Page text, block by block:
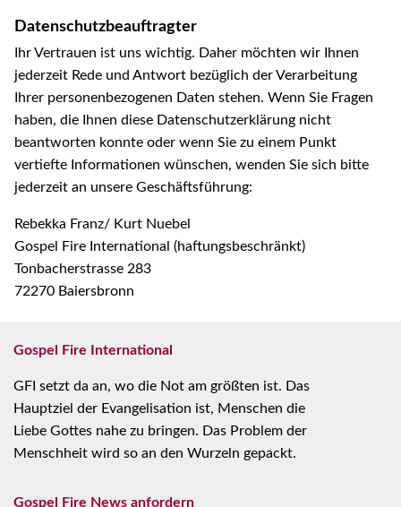
Datenschutzbeauftragter
Ihr Vertrauen ist uns wichtig. Daher möchten wir Ihnen
jederzeit Rede und Antwort bezüglich der Verarbeitung
Ihrer personenbezogenen Daten stehen. Wenn Sie Fragen
haben, die Ihnen diese Datenschutzerklärung nicht
beantworten konnte oder wenn Sie zu einem Punkt
vertiefte Informationen wünschen, wenden Sie sich bitte
jederzeit an unsere Geschäftsführung:
Rebekka Franz/ Kurt Nuebel
Gospel Fire International (haftungsbeschränkt)
Tonbacherstrasse 283
72270 Baiersbronn
Gospel Fire International
GFI setzt da an, wo die Not am größten ist. Das
Hauptziel der Evangelisation ist, Menschen die
Liebe Gottes nahe zu bringen. Das Problem der
Menschheit wird so an den Wurzeln gepackt.
Gospel Fire News anfordern